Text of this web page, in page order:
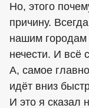
Но, этого
причину.
нашим городам
нечести. И всё
А, самое
идёт вниз
И это я сказал